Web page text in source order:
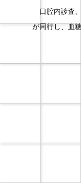
口腔内診査、
が同行し、血